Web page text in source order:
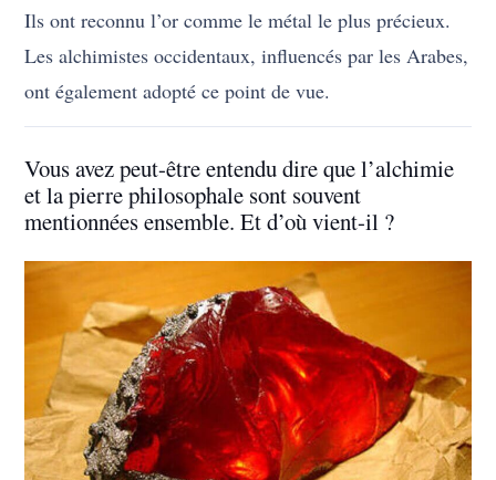
Ils ont reconnu l’or comme le métal le plus précieux.
Les alchimistes occidentaux, influencés par les Arabes,
ont également adopté ce point de vue.
Vous avez peut-être entendu dire que l’alchimie
et la pierre philosophale sont souvent
mentionnées ensemble. Et d’où vient-il ?